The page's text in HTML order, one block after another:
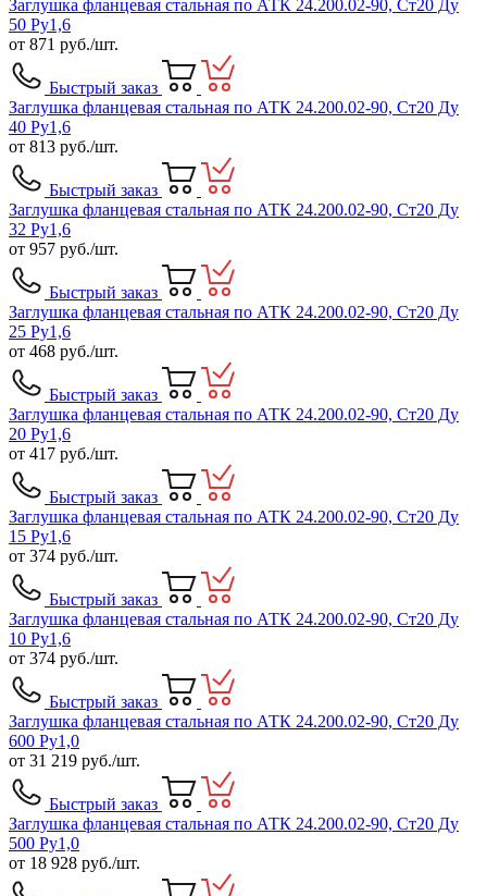
Заглушка фланцевая стальная по АТК 24.200.02-90, Ст20 Ду
50 Ру1,6
от 871 руб./шт.
Быстрый заказ
Заглушка фланцевая стальная по АТК 24.200.02-90, Ст20 Ду
40 Ру1,6
от 813 руб./шт.
Быстрый заказ
Заглушка фланцевая стальная по АТК 24.200.02-90, Ст20 Ду
32 Ру1,6
от 957 руб./шт.
Быстрый заказ
Заглушка фланцевая стальная по АТК 24.200.02-90, Ст20 Ду
25 Ру1,6
от 468 руб./шт.
Быстрый заказ
Заглушка фланцевая стальная по АТК 24.200.02-90, Ст20 Ду
20 Ру1,6
от 417 руб./шт.
Быстрый заказ
Заглушка фланцевая стальная по АТК 24.200.02-90, Ст20 Ду
15 Ру1,6
от 374 руб./шт.
Быстрый заказ
Заглушка фланцевая стальная по АТК 24.200.02-90, Ст20 Ду
10 Ру1,6
от 374 руб./шт.
Быстрый заказ
Заглушка фланцевая стальная по АТК 24.200.02-90, Ст20 Ду
600 Ру1,0
от 31 219 руб./шт.
Быстрый заказ
Заглушка фланцевая стальная по АТК 24.200.02-90, Ст20 Ду
500 Ру1,0
от 18 928 руб./шт.